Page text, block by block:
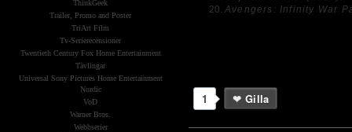
Avengers: Infinity War
1 Gilla
ThinkGeek
Trailer, Promo and Poster
TriArt Film
Tv-Serierecensioner
Twentieth Century Fox Home Entertainment
Tävlingar
Universal Sony Pictures Home Entertainment
Nordic
VoD
Warner Bros.
Webbserier